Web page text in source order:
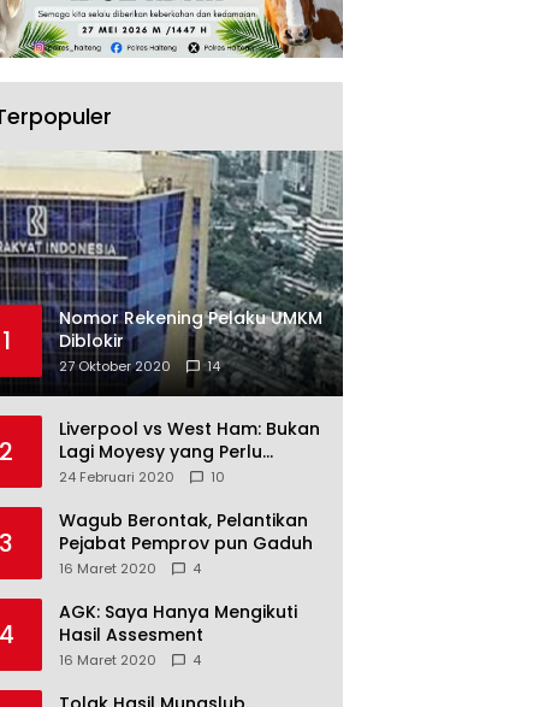
1
Nomor Rekening Pelaku UMKM
Diblokir
27 Oktober 2020 14
2
Liverpool vs West Ham: Bukan
Lagi Moyesy yang Perlu
Ditakuti
24 Februari 2020 10
3
Wagub Berontak, Pelantikan
Pejabat Pemprov pun Gaduh
16 Maret 2020 4
4
AGK: Saya Hanya Mengikuti
Hasil Assesment
16 Maret 2020 4